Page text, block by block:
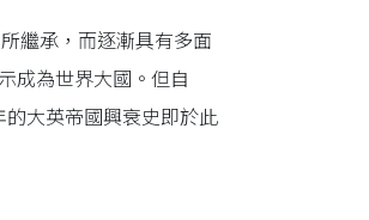
繼承，而逐漸具有多面
成為世界大國。但自
大英帝國興衰史即於此